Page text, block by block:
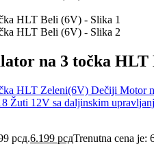
na 3 točka HLT
Dečiji Motor
рсд.6.199 рсдTrenutna cena je: